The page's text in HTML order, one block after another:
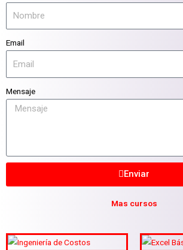
Email
Mensaje
Enviar
Mas cursos